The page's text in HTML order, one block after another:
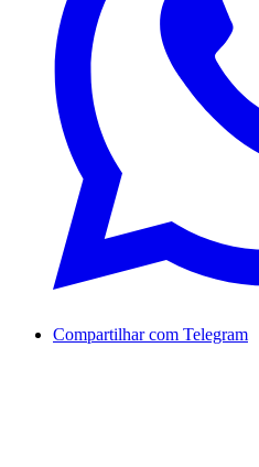
Compartilhar com Telegram